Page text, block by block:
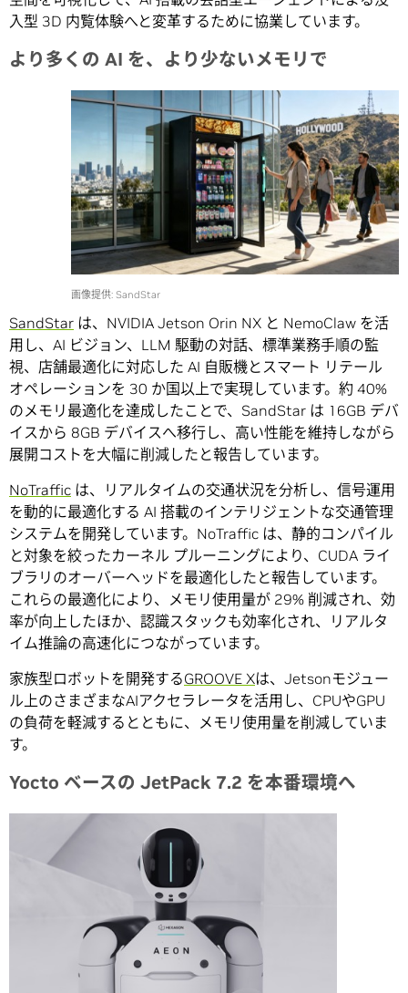
入型 3D 内覧体験へと変革するために協業しています。
より多くの AI を、より少ないメモリで
画像提供: SandStar
SandStar は、NVIDIA Jetson Orin NX と NemoClaw を活
用し、AI ビジョン、LLM 駆動の対話、標準業務手順の監
視、店舗最適化に対応した AI 自販機とスマート リテール
オペレーションを 30 か国以上で実現しています。約 40%
のメモリ最適化を達成したことで、SandStar は 16GB デバ
イスから 8GB デバイスへ移行し、高い性能を維持しながら
展開コストを大幅に削減したと報告しています。
NoTraffic は、リアルタイムの交通状況を分析し、信号運用
を動的に最適化する AI 搭載のインテリジェントな交通管理
システムを開発しています。NoTraffic は、静的コンパイル
と対象を絞ったカーネル プルーニングにより、CUDA ライ
ブラリのオーバーヘッドを最適化したと報告しています。
これらの最適化により、メモリ使用量が 29% 削減され、効
率が向上したほか、認識スタックも効率化され、リアルタ
イム推論の高速化につながっています。
家族型ロボットを開発するGROOVE Xは、Jetsonモジュー
ル上のさまざまなAIアクセラレータを活用し、CPUやGPU
の負荷を軽減するとともに、メモリ使用量を削減していま
す。
Yocto ベースの JetPack 7.2 を本番環境へ